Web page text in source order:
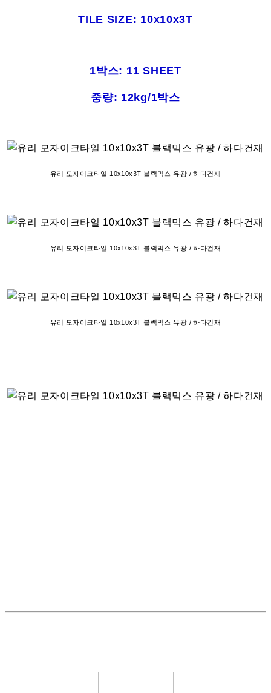
TILE SIZE: 10x10x3T
1박스: 11 SHEET
중량: 12kg/1박스
유리 모자이크타일 10x10x3T 블랙믹스 유광 / 하다건재
유리 모자이크타일 10x10x3T 블랙믹스 유광 / 하다건재
유리 모자이크타일 10x10x3T 블랙믹스 유광 / 하다건재